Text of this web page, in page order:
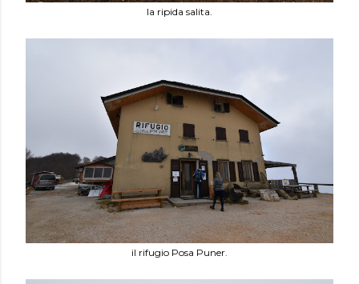
la ripida salita.
il rifugio Posa Puner.